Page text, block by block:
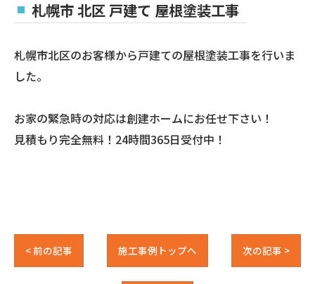
札幌市 北区 戸建て 屋根塗装工事
札幌市北区のお客様から戸建ての屋根塗装工事を行いま
した。
お家の緊急時の対応は創建ホームにお任せ下さい！
見積もり完全無料！24時間365日受付中！
< 前の記事 施工事例トップへ 次の記事 >